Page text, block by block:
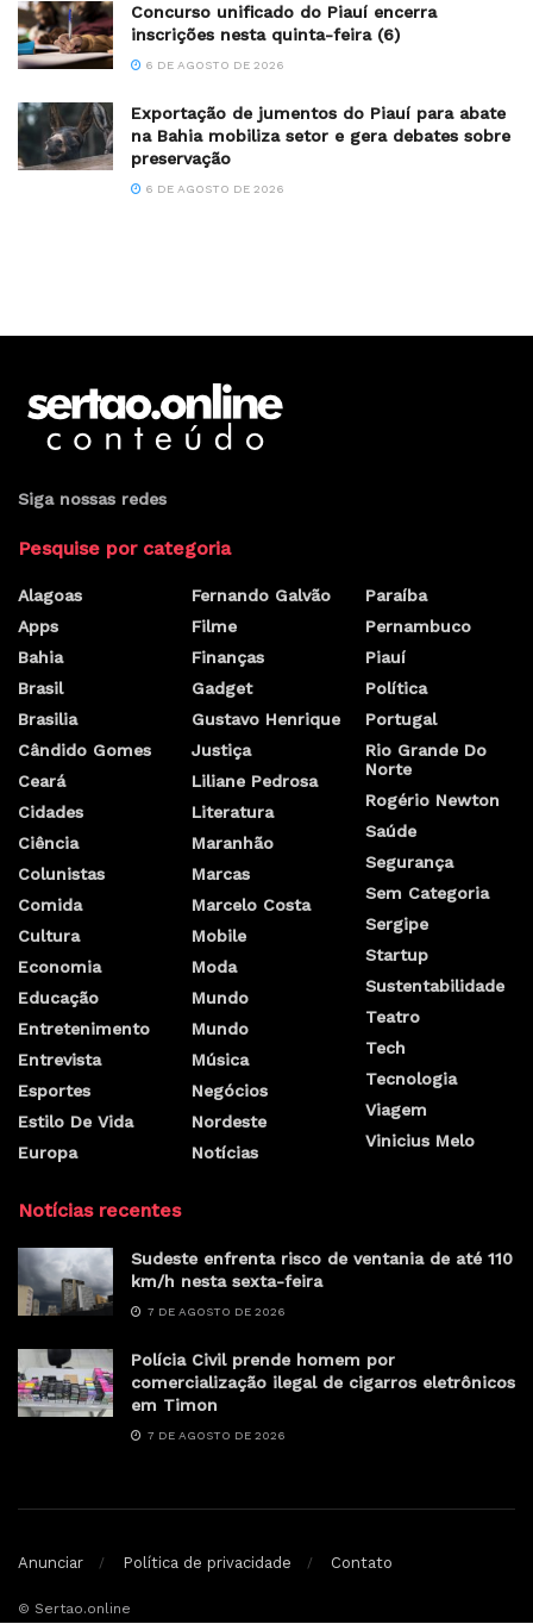
Concurso unificado do Piauí encerra
inscrições nesta quinta-feira (6)
6 DE AGOSTO DE 2026
Exportação de jumentos do Piauí para abate
na Bahia mobiliza setor e gera debates sobre
preservação
6 DE AGOSTO DE 2026
Siga nossas redes
Pesquise por categoria
Alagoas
Apps
Bahia
Brasil
Brasilia
Cândido Gomes
Ceará
Cidades
Ciência
Colunistas
Comida
Cultura
Economia
Educação
Entretenimento
Entrevista
Esportes
Estilo De Vida
Europa
Fernando Galvão
Filme
Finanças
Gadget
Gustavo Henrique
Justiça
Liliane Pedrosa
Literatura
Maranhão
Marcas
Marcelo Costa
Mobile
Moda
Mundo
Mundo
Música
Negócios
Nordeste
Notícias
Paraíba
Pernambuco
Piauí
Política
Portugal
Rio Grande Do
Norte
Rogério Newton
Saúde
Segurança
Sem Categoria
Sergipe
Startup
Sustentabilidade
Teatro
Tech
Tecnologia
Viagem
Vinicius Melo
Notícias recentes
Sudeste enfrenta risco de ventania de até 110
km/h nesta sexta-feira
7 DE AGOSTO DE 2026
Polícia Civil prende homem por
comercialização ilegal de cigarros eletrônicos
em Timon
7 DE AGOSTO DE 2026
Anunciar Política de privacidade Contato
© Sertao.online